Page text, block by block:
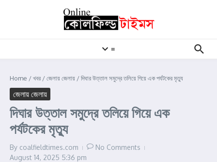
≡
Home /খবর /জেলায় জেলায় /দিঘার উত্তাল সমুদ্রে তলিয়ে গিয়ে এক পর্যটকের মৃত্যু
জেলায় জেলায়
দিঘার উত্তাল সমুদ্রে তলিয়ে গিয়ে এক
পর্যটকের মৃত্যু
By coalfieldtimes.com
No Comments
August 14, 2025 5:36 pm